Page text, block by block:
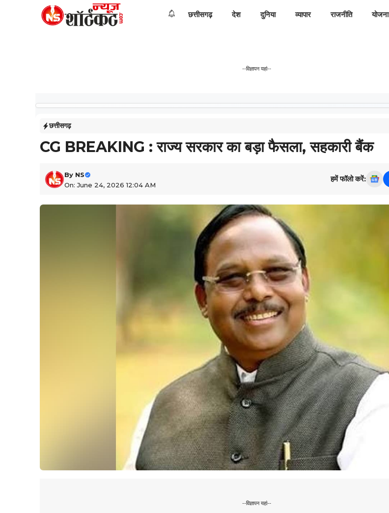
छत्तीसगढ़ देश दुनिया व्यापार राजनीति योजना
--विज्ञापन यहां--
छत्तीसगढ़
CG BREAKING : राज्य सरकार का बड़ा फैसला, सहकारी बैंक
By NS
On: June 24, 2026 12:04 AM
हमें फॉलो करें:
--विज्ञापन यहां--